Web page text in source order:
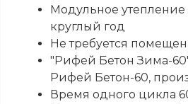
Модульное
круглый год
Не требуется
"Рифей Бетон Зима-60"
Рифей Бетон-60,
Время одного цикла